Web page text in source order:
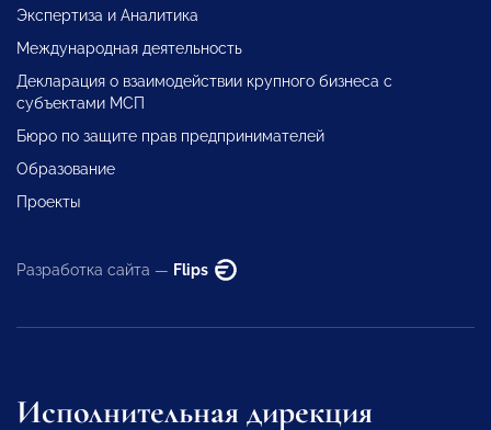
Экспертиза и Аналитика
Международная деятельность
Декларация о взаимодействии крупного бизнеса с
субъектами МСП
Бюро по защите прав предпринимателей
Образование
Проекты
Разработка сайта — Flips
Исполнительная дирекция